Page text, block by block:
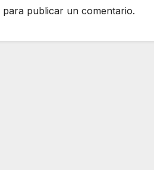
para publicar un comentario.